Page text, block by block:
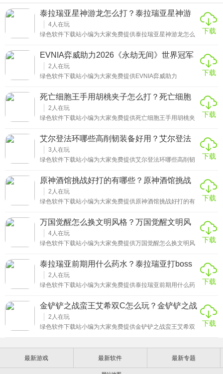
泰拉瑞亚星神游龙怎么打？泰拉瑞亚星神游
龙怎么召唤
4人在玩
绿色软件下载站小编为大家免费提供泰拉瑞亚星神游龙怎么
可挑战的BOSS，该BOSS拥有高额防御力和伤害减免，需要
准备能提供护甲穿透的饰品。它的攻击会附加幻星感染减
益，准备能抵抗或清除异常状态的物品很有帮助。在武器选
择上推荐使用具有出色穿透效果或高单次伤害的装备，例如
落，在夜晚击败该区域的精英怪擎星者获得泰坦之心。
下载
EVNIA弈威助力2026《永劫无间》世界冠军
赛圆满收官-EVNIA弈威助力2026的最新相关
信息
2 人在玩
绿色软件下载站小编为大家免费提供EVNIA弈威助力
落定，巅峰荣耀铸就。当聚窟洲的最后一缕刀光收鞘，
2025《永劫无间》世界冠军赛在深圳的璀璨夜色中圆满收
官。EVNIA弈威作为赛事官方指定显示器赞助商，全程深度
参与这场武侠电竞盛宴，不仅见证了冠军荣耀时刻的诞生，
的赛事画上圆满句号。
下载
死亡细胞王手用胡桃夹子怎么打？死亡细胞
胡桃夹子属性
2 人在玩
绿色软件下载站小编为大家免费提供死亡细胞王手用胡桃夹
操作，高手还要多多练习以后才可以打败王手，毕竟胡桃夹
子的攻速非常慢，压制力很差，还不能滞空，伤害还没有盾
打的多。玩家在应对的时候任何一个地方有一些出入就会被
王手给消耗到死，并且使用胡桃夹子的时候一般在论坛里面
下载
艾尔登法环哪些高削韧装备好用？艾尔登法
环哪些高削韧装备好用一点
3 人在玩
绿色软件下载站小编为大家免费提供艾尔登法环哪些高削韧
三件，分别为山妖咆哮、红狮子火焰以及冰枪。其中山妖咆
哮的最佳用法就是释放完蓄力技能之后无缝按住重攻击，并
且其一阶段还自带较为出色的抗击退效果以及强击退力。红
狮子火焰的大致获取点位就在盖利德地区，切出地图并找到
时再出手将其速杀掉，因为如果你的攻击打空的话就会惊扰
金龟并导致其逃往其他隐蔽点位。
下载
原神酒馆挑战好打的有哪些？原神酒馆挑战
好打的有哪些人物
2 人在玩
绿色软件下载站小编为大家免费提供原神酒馆挑战好打的有
能轻松解决的有纯水精灵，这个怪物有自挂水的特点，最好
是用火元素角色打，每次攻击都能打出蒸发伤害，由于大型
的怪物冻不住，不建议用冰元素打。还有草结合雷元素也
行，草种子的伤害和激化效果每个回合伤害也很高。主要的
易的挑战，特瓦林有穿透能力，只要带上莫娜、雷神和一个
非法器的角色就行了，用莫娜的双倍伤害用高伤
下载
万国觉醒怎么换文明风格？万国觉醒文明风
格怎么改
4人在玩
绿色软件下载站小编为大家免费提供万国觉醒怎么换文明风
个人资料页面，这里会显示玩家当前的文明名字和图标。在
个人资料界面中找到文明名字旁边的双箭头按钮或小箭头图
标，点击这个按钮就能进入文明选择界面了。进入文明选择
界面后会看到当前可用的所有文明列表，按顺序滑动就能够
下载
泰拉瑞亚前期用什么药水？泰拉瑞亚打boss
必备药水
2 人在玩
绿色软件下载站小编为大家免费提供泰拉瑞亚前期用什么药
水回复一定生命值，魔力药水回复魔力，这两种药水应常备
在快捷栏中。铁皮药水前期非常重要，它能增加防御力，在
面对强力敌怪或第一个BOSS时能提升生存能力。再生药水
可以持续恢复生命，在持续受伤的探索中很有用。战斗方面
显。探索类药水中狩猎药水能高亮显示周围的敌怪和宝藏，
对寻找洞穴和资源帮助很大。
下载
金铲铲之战蛮王艾希双C怎么玩？金铲铲之战
艾希出什么装备
2 人在玩
绿色软件下载站小编为大家免费提供金铲铲之战蛮王艾希双
蛮王推荐水银、羊刀、饮血，备选泰坦、正义、科技枪，神
器和光明装，副C艾希捡多余输出装，推荐红buff、羊刀、轻
下载
最新游戏 最新软件 最新专题